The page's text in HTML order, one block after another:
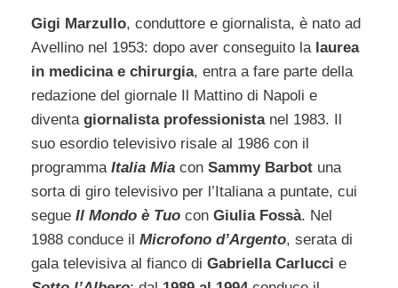
Gigi Marzullo, conduttore e giornalista, è nato ad
Avellino nel 1953: dopo aver conseguito la laurea
in medicina e chirurgia, entra a fare parte della
redazione del giornale Il Mattino di Napoli e
diventa giornalista professionista nel 1983. Il
suo esordio televisivo risale al 1986 con il
programma Italia Mia con Sammy Barbot una
sorta di giro televisivo per l’Italiana a puntate, cui
segue Il Mondo è Tuo con Giulia Fossà. Nel
1988 conduce il Microfono d’Argento, serata di
gala televisiva al fianco di Gabriella Carlucci e